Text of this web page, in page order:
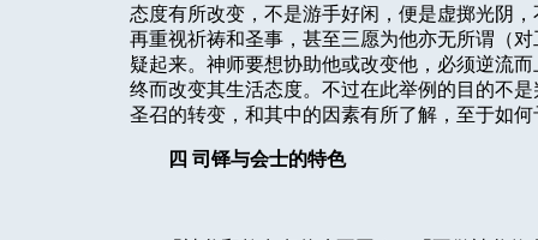
态度有所改变，不是游手好闲，便是虚掷光阴
再重视祈祷和圣事，甚至三愿为他亦无所谓（
疑起来。神师要想协助他或改变他，必须逆流
终而改变其生活态度。不过在此举例的目的不
圣召的转变，和其中的因素有所了解，至于如
四 司铎与会士的特色